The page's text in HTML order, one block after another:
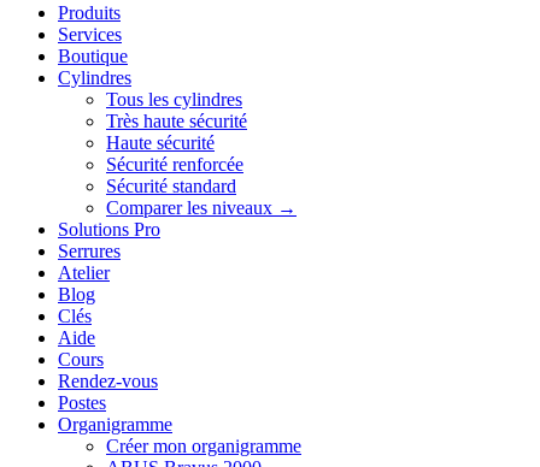
Produits
Services
Boutique
Cylindres
Tous les cylindres
Très haute sécurité
Haute sécurité
Sécurité renforcée
Sécurité standard
Comparer les niveaux →
Solutions Pro
Serrures
Atelier
Blog
Clés
Aide
Cours
Rendez-vous
Postes
Organigramme
Créer mon organigramme